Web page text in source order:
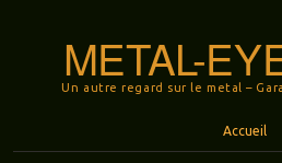
METAL-
Un autre regard sur le metal –
Accueil